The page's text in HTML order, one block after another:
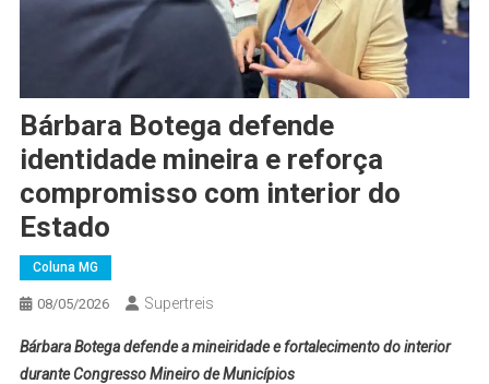
Bárbara Botega defende
identidade mineira e reforça
compromisso com interior do
Estado
Coluna MG
08/05/2026 Supertreis
Bárbara Botega defende a mineiridade e fortalecimento do interior
durante Congresso Mineiro de Municípios